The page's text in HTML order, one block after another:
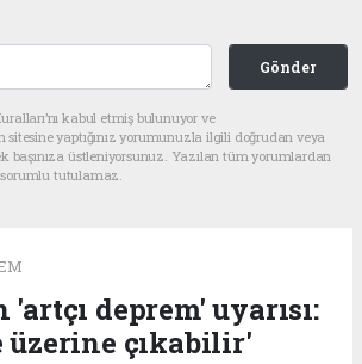
Gönder
kabul etmiş bulunuyor ve
yaptığınız yorumunuzla ilgili doğrudan veya
başınıza üstleniyorsunuz. Yazılan tüm yorumlardan
tutulamaz.
'artçı deprem' uyarısı:
üzerine çıkabilir'